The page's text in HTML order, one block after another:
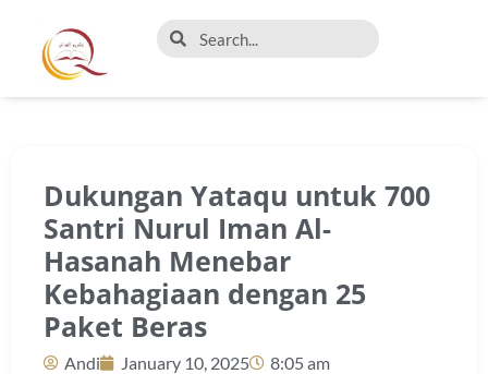
Dukungan Yataqu untuk 700
Santri Nurul Iman Al-
Hasanah Menebar
Kebahagiaan dengan 25
Paket Beras
Andi January 10, 2025
8:05 am